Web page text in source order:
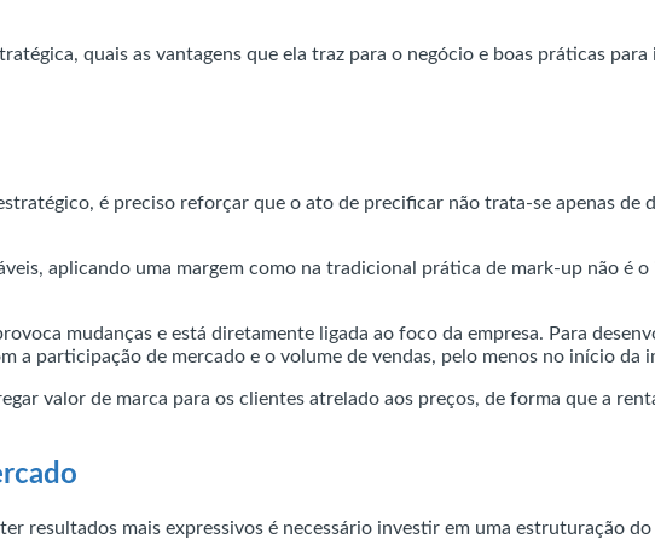
quais as vantagens que ela traz para o negócio e boas práticas
é preciso reforçar que o ato de precificar não trata-se apenas de
aplicando uma margem como na tradicional prática de mark-up não é
mudanças e está diretamente ligada ao foco da empresa. Para
a participação de mercado e o volume de vendas, pelo menos no início da
valor de marca para os clientes atrelado aos preços, de forma que a
resultados mais expressivos é necessário investir em uma estruturação